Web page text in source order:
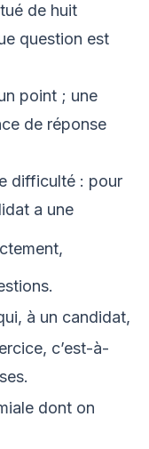
de huit
question est
point ; une
de réponse
difficulté : pour
a une
à un candidat,
c’est-à-
dont on